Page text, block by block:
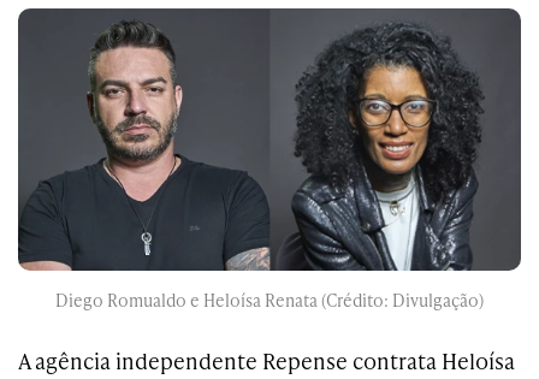
Diego Romualdo e Heloísa Renata (Crédito: Divulgação)
A agência independente Repense contrata Heloísa